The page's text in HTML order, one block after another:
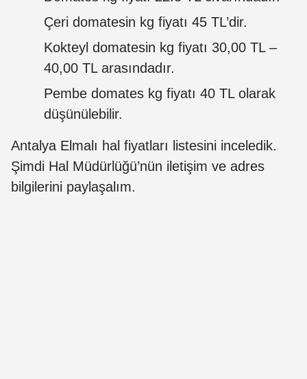
Çeri domatesin kg fiyatı 45 TL’dir.
Kokteyl domatesin kg fiyatı 30,00 TL –
40,00 TL arasındadır.
Pembe domates kg fiyatı 40 TL olarak
düşünülebilir.
Antalya Elmalı hal fiyatları listesini inceledik.
Şimdi Hal Müdürlüğü’nün iletişim ve adres
bilgilerini paylaşalım.